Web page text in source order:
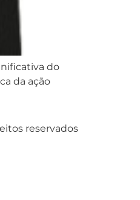
do
da ação
reservados